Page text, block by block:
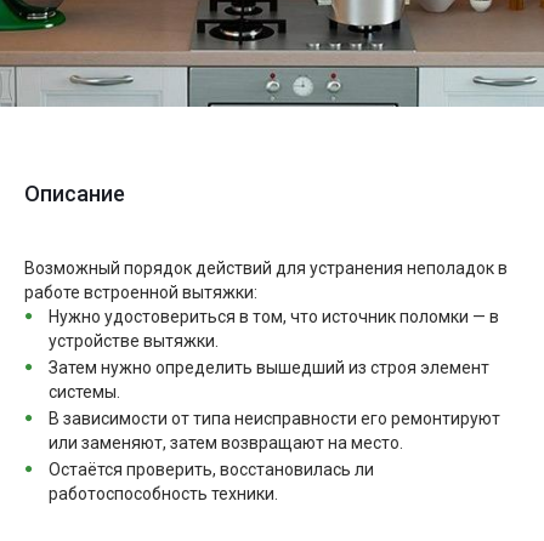
Описание
Возможный порядок действий для устранения неполадок в
работе встроенной вытяжки:
Нужно удостовериться в том, что источник поломки — в
устройстве вытяжки.
Затем нужно определить вышедший из строя элемент
системы.
В зависимости от типа неисправности его ремонтируют
или заменяют, затем возвращают на место.
Остаётся проверить, восстановилась ли
работоспособность техники.